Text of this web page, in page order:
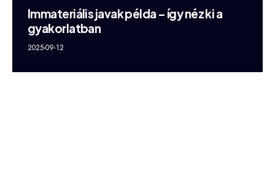
Immateriális javak példa – így néz ki a
gyakorlatban
2025-09-12